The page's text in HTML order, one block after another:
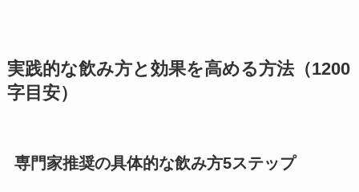
実践的な飲み方と効果を高める方法（1200
字目安）
専門家推奨の具体的な飲み方5ステップ